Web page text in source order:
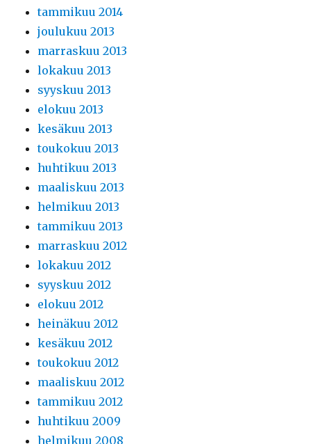
tammikuu 2014
joulukuu 2013
marraskuu 2013
lokakuu 2013
syyskuu 2013
elokuu 2013
kesäkuu 2013
toukokuu 2013
huhtikuu 2013
maaliskuu 2013
helmikuu 2013
tammikuu 2013
marraskuu 2012
lokakuu 2012
syyskuu 2012
elokuu 2012
heinäkuu 2012
kesäkuu 2012
toukokuu 2012
maaliskuu 2012
tammikuu 2012
huhtikuu 2009
helmikuu 2008